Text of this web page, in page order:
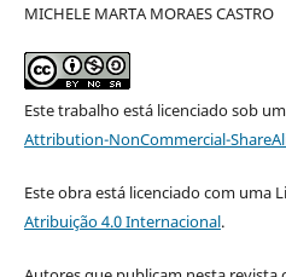
MICHELE MARTA MORAES CASTRO
Este trabalho está licenciado sob
Attribution-NonCommercial-
Este obra está licenciado com uma
Atribuição 4.0 Internacional.